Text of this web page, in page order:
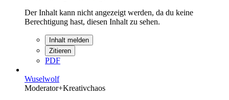
Der Inhalt kann nicht angezeigt werden, da du keine
Berechtigung hast, diesen Inhalt zu sehen.
Inhalt melden
Zitieren
PDF
Wuselwolf
Moderator+Kreativchaos